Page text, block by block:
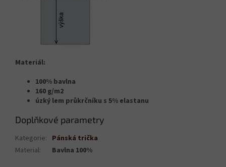
Materiál:
100% bavlna
160 g/m2
úzký lem průkrčníku s 5% elastanu
Doplňkové parametry
Kategorie: Pánská trička
Material: Bavlna 100%